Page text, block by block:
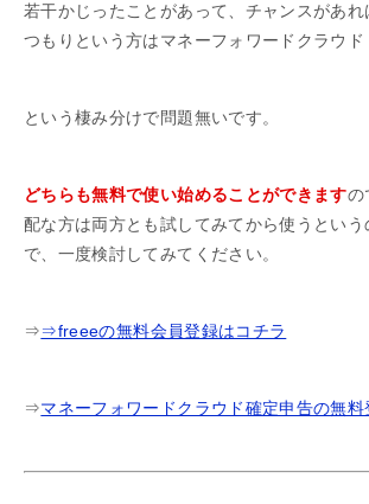
若干かじったことがあって、チャンスがあれ
つもりという方はマネーフォワードクラウド
という棲み分けで問題無いです。
どちらも無料で使い始めることができますの
配な方は両方とも試してみてから使うとい
で、一度検討してみてください。
⇒⇒freeeの無料会員登録はコチラ
⇒マネーフォワードクラウド確定申告の無料